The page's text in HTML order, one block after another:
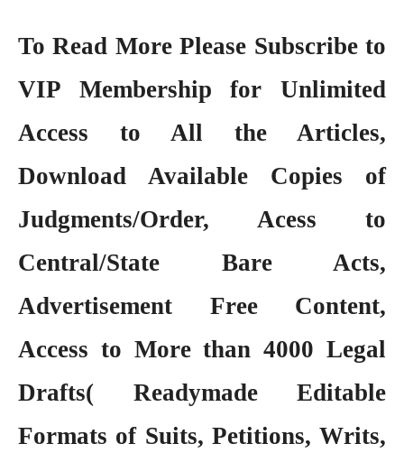
To Read More Please Subscribe to
VIP Membershipfor Unlimited
Access to All the Articles,
Download Available Copies of
Judgments/Order, Acess to
Central/State Bare Acts,
Advertisement Free Content,
Access to More than 4000 Legal
Drafts( Readymade Editable
Formats of Suits, Petitions, Writs,